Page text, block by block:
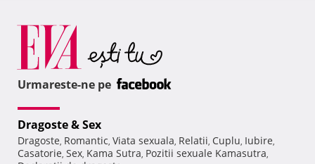
Urmareste-ne pe
Dragoste & Sex
Dragoste, Romantic, Viata sexuala, Relatii, Cuplu, Iubire,
Casatorie, Sex, Kama Sutra, Pozitii sexuale Kamasutra,